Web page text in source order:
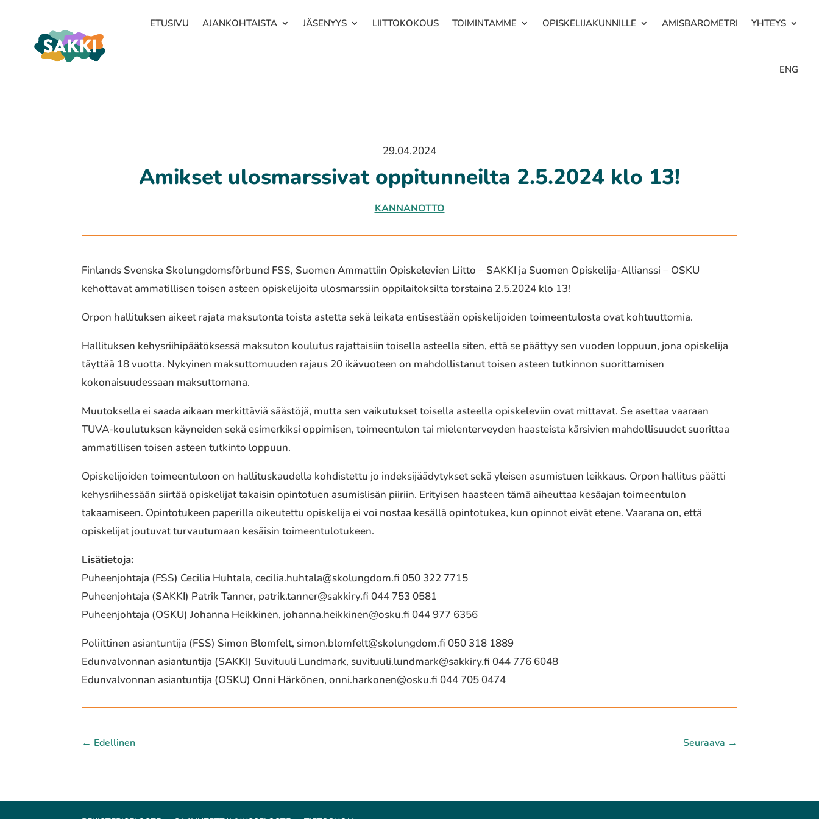
ETUSIVU AJANKOHTAISTA JÄSENYYS LIITTOKOKOUS TOIMINTAMME OPISKELIJAKUNNILLE AMISBAROMETRI YHTEYS
ENG
29.04.2024
Amikset ulosmarssivat oppitunneilta 2.5.2024 klo 13!
KANNANOTTO
Finlands Svenska Skolungdomsförbund FSS, Suomen Ammattiin Opiskelevien Liitto – SAKKI ja Suomen Opiskelija-Allianssi – OSKU
kehottavat ammatillisen toisen asteen opiskelijoita ulosmarssiin oppilaitoksilta torstaina 2.5.2024 klo 13!
Orpon hallituksen aikeet rajata maksutonta toista astetta sekä leikata entisestään opiskelijoiden toimeentulosta ovat kohtuuttomia.
Hallituksen kehysriihipäätöksessä maksuton koulutus rajattaisiin toisella asteella siten, että se päättyy sen vuoden loppuun, jona opiskelija
täyttää 18 vuotta. Nykyinen maksuttomuuden rajaus 20 ikävuoteen on mahdollistanut toisen asteen tutkinnon suorittamisen
kokonaisuudessaan maksuttomana.
Muutoksella ei saada aikaan merkittäviä säästöjä, mutta sen vaikutukset toisella asteella opiskeleviin ovat mittavat. Se asettaa vaaraan
TUVA-koulutuksen käyneiden sekä esimerkiksi oppimisen, toimeentulon tai mielenterveyden haasteista kärsivien mahdollisuudet suorittaa
ammatillisen toisen asteen tutkinto loppuun.
Opiskelijoiden toimeentuloon on hallituskaudella kohdistettu jo indeksijäädytykset sekä yleisen asumistuen leikkaus. Orpon hallitus päätti
kehysriihessään siirtää opiskelijat takaisin opintotuen asumislisän piiriin. Erityisen haasteen tämä aiheuttaa kesäajan toimeentulon
takaamiseen. Opintotukeen paperilla oikeutettu opiskelija ei voi nostaa kesällä opintotukea, kun opinnot eivät etene. Vaarana on, että
opiskelijat joutuvat turvautumaan kesäisin toimeentulotukeen.‍
Lisätietoja:
Puheenjohtaja (FSS) Cecilia Huhtala,cecilia.huhtala@skolungdom.fi 050 322 7715
Puheenjohtaja (SAKKI) Patrik Tanner, patrik.tanner@sakkiry.fi 044 753 0581
Puheenjohtaja (OSKU) Johanna Heikkinen, johanna.heikkinen@osku.fi 044 977 6356
‍Poliittinen asiantuntija (FSS) Simon Blomfelt, simon.blomfelt@skolungdom.fi 050 318 1889
Edunvalvonnan asiantuntija (SAKKI) Suvituuli Lundmark, suvituuli.lundmark@sakkiry.fi 044 776 6048
Edunvalvonnan asiantuntija (OSKU) Onni Härkönen,onni.harkonen@osku.fi 044 705 0474
← Edellinen Seuraava →